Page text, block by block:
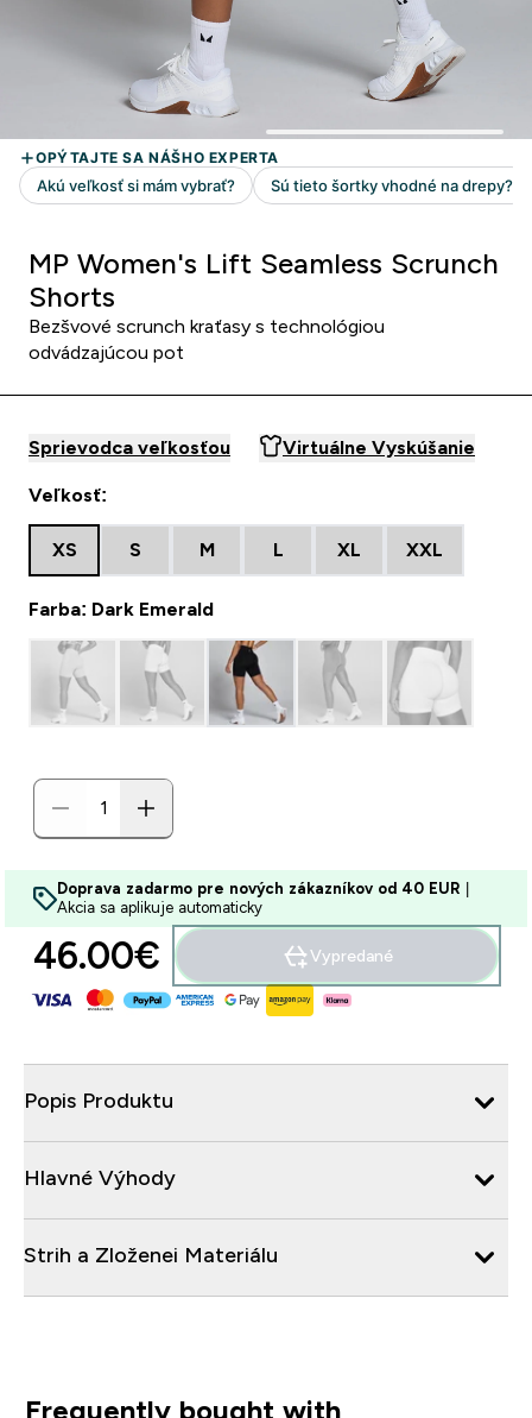
MP Women's Lift Seamless Scrunch
Shorts
Bezšvové scrunch kraťasy s technológiou
odvádzajúcou pot
Sprievodca veľkosťou Virtuálne Vyskúšanie
Veľkosť:
XS S M L XL XXL
Farba: Dark Emerald
Doprava zadarmo pre nových zákazníkov od 40 EUR
Akcia sa aplikuje automaticky
46.00€‎ Vypredané
Popis Produktu
Hlavné Výhody
Strih a Zloženei Materiálu
Frequently bought with